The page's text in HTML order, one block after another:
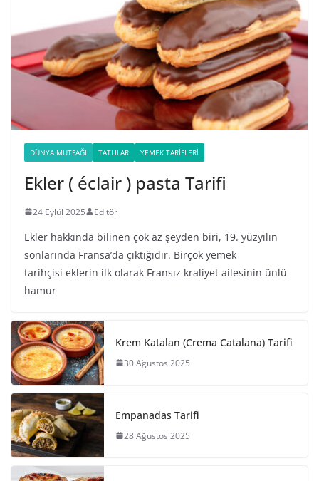
DÜNYA MUTFAĞI TATLILAR YEMEK TARIFLERI
Ekler ( éclair ) pasta Tarifi
24 Eylül 2025 Editör
Ekler hakkında bilinen çok az şeyden biri, 19. yüzyılın
sonlarında Fransa’da çıktığıdır. Birçok yemek
tarihçisi eklerin ilk olarak Fransız kraliyet ailesinin ünlü
hamur
Krem Katalan (Crema Catalana) Tarifi
30 Ağustos 2025
Empanadas Tarifi
28 Ağustos 2025